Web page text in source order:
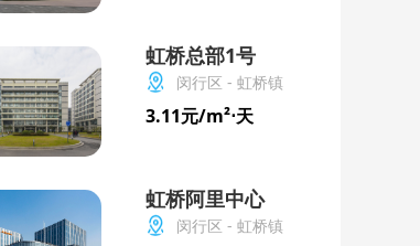
虹桥总部1号
闵行区 - 虹桥镇
3.11元/m²⋅天
虹桥阿里中心
闵行区 - 虹桥镇